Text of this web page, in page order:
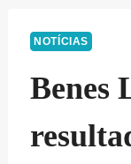
NOTÍCIAS
Benes